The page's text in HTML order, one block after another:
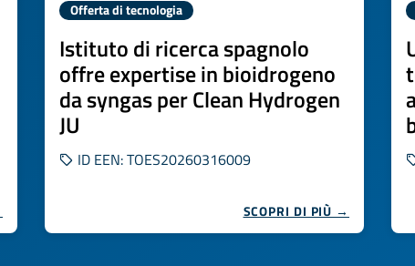
Offerta di tecnologia
Istituto di ricerca spagnolo
offre expertise in bioidrogeno
da syngas per Clean Hydrogen
JU
ID EEN: TOES20260316009
SCOPRI DI PIÙ →